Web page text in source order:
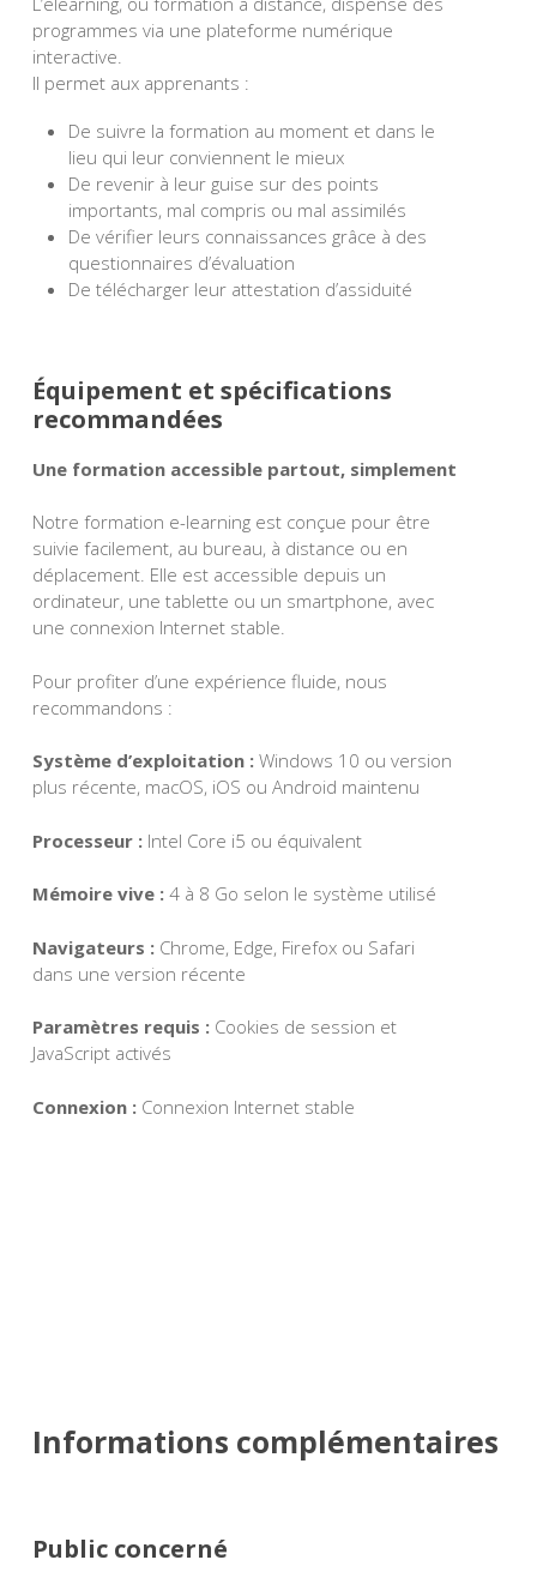
programmes via une plateforme numérique
interactive.
Il permet aux apprenants :
De suivre la formation au moment et dans le
lieu qui leur conviennent le mieux
De revenir à leur guise sur des points
importants, mal compris ou mal assimilés
De vérifier leurs connaissances grâce à des
questionnaires d’évaluation
De télécharger leur attestation d’assiduité
Équipement et spécifications
recommandées
Une formation accessible partout, simplement
Notre formation e-learning est conçue pour être
suivie facilement, au bureau, à distance ou en
déplacement. Elle est accessible depuis un
ordinateur, une tablette ou un smartphone, avec
une connexion Internet stable.
Pour profiter d’une expérience fluide, nous
recommandons :
Système d’exploitation : Windows 10 ou version
plus récente, macOS, iOS ou Android maintenu
Processeur : Intel Core i5 ou équivalent
Mémoire vive : 4 à 8 Go selon le système utilisé
Navigateurs : Chrome, Edge, Firefox ou Safari
dans une version récente
Paramètres requis : Cookies de session et
JavaScript activés
Connexion : Connexion Internet stable
Informations complémentaires
Public concerné